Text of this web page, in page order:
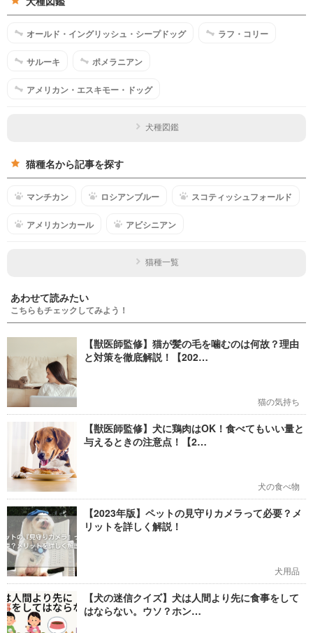
オールド・イングリッシュ・シープドッグ ラフ・コリー
サルーキ ポメラニアン
アメリカン・エスキモー・ドッグ
犬種図鑑
猫種名から記事を探す
マンチカン ロシアンブルー スコティッシュフォールド
アメリカンカール アビシニアン
猫種一覧
あわせて読みたい
こちらもチェックしてみよう！
【獣医師監修】猫が髪の毛を噛むのは何故？理由
と対策を徹底解説！【202…
猫の気持ち
【獣医師監修】犬に鶏肉はOK！食べてもいい量と
与えるときの注意点！【2…
犬の食べ物
【2023年版】ペットの見守りカメラって必要？メ
リットを詳しく解説！
犬用品
【犬の迷信クイズ】犬は人間より先に食事をして
はならない。ウソ？ホン…